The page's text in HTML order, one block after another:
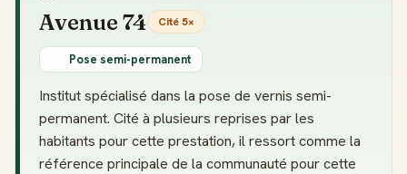
Avenue 74 Cité 5×
Pose semi-permanent
Institut spécialisé dans la pose de vernis semi-
permanent. Cité à plusieurs reprises par les
habitants pour cette prestation, il ressort comme la
référence principale de la communauté pour cette